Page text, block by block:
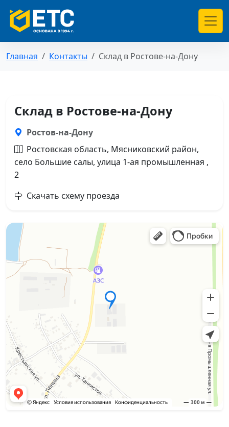
Главная Контакты Склад в Ростове-на-Дону
Склад в Ростове-на-Дону
Ростов-на-Дону
Ростовская область, Мясниковский район,
село Большие салы, улица 1-ая промышленная ,
2
Скачать схему проезда